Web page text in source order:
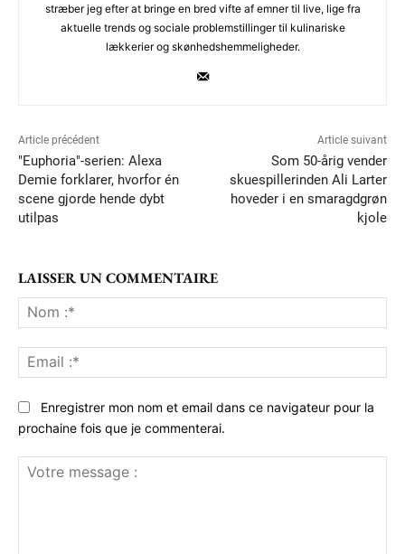
stræber jeg efter at bringe en bred vifte af emner til live, lige fra
aktuelle trends og sociale problemstillinger til kulinariske
lækkerier og skønhedshemmeligheder.
Article précédent
"Euphoria"-serien: Alexa
Demie forklarer, hvorfor én
scene gjorde hende dybt
utilpas
Article suivant
Som 50-årig vender
skuespillerinden Ali Larter
hoveder i en smaragdgrøn
kjole
LAISSER UN COMMENTAIRE
:*
:*
Enregistrer mon nom et email dans ce navigateur pour la
prochaine fois que je commenterai.